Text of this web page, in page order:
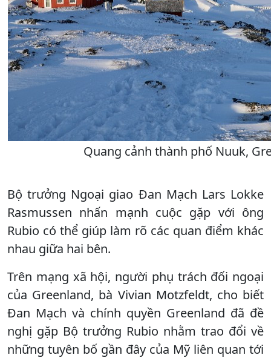
Quang cảnh thành phố Nuuk,
Bộ trưởng Ngoại giao Đan Mạch Lars Lokke
Rasmussen nhấn mạnh cuộc gặp với ông
Rubio có thể giúp làm rõ các quan điểm khác
nhau giữa hai bên.
Trên mạng xã hội, người phụ trách đối ngoại
của Greenland, bà Vivian Motzfeldt, cho biết
Đan Mạch và chính quyền Greenland đã đề
nghị gặp Bộ trưởng Rubio nhằm trao đổi về
những tuyên bố gần đây của Mỹ liên quan tới